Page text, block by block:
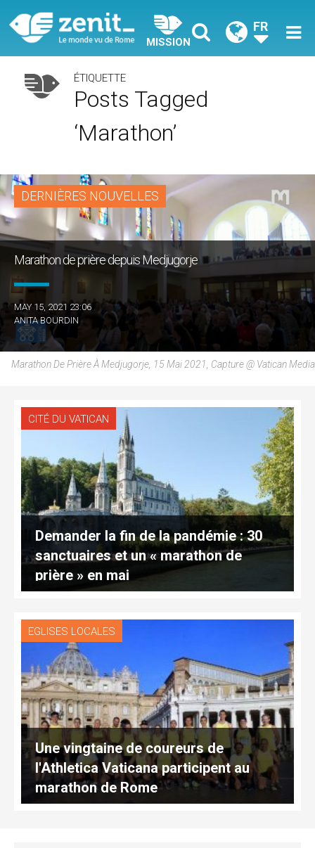
MISSION
FR
ÉTIQUETTE
Posts Tagged
‘marathon’
DERNIÈRES NOUVELLES
Marathon de prière depuis Medjugorje
MAY 15, 2021 23:06
ANITA BOURDIN
Marathon De Prière À Medjugorje, 15 Mai 2021, Capture @ Vatican Media
CITÉ DU VATICAN
Demander la fin de la pandémie : 30
sanctuaires et un « marathon de
prière » en mai
EGLISES LOCALES
Une vingtaine de coureurs de
l'Athletica Vaticana participent au
marathon de Rome